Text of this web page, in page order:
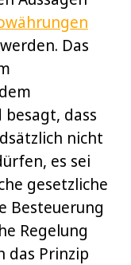
Das
dass
nicht
es sei
gesetzliche
Besteuerung
Regelung
das Prinzip